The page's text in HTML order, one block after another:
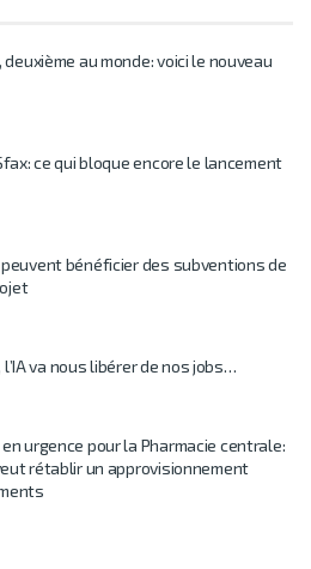
au monde: voici le nouveau
ce qui bloque encore le lancement
bénéficier des subventions de
va nous libérer de nos jobs…
urgence pour la Pharmacie centrale:
rétablir un approvisionnement